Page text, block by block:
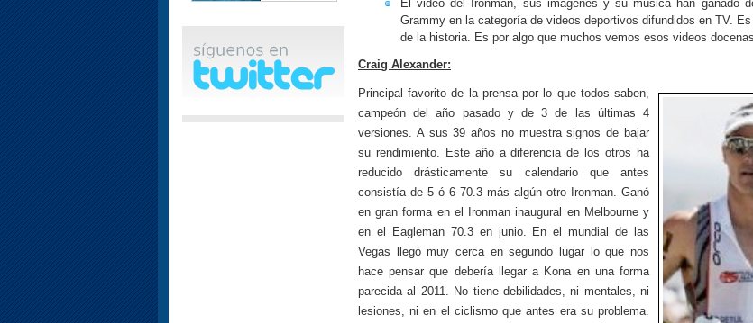
El video del Ironman, sus imágenes y su música han ganado
Grammy en la categoría de videos deportivos difundidos en TV.
de la historia. Es por algo que muchos vemos esos videos
Craig Alexander:
Principal favorito de la prensa por lo que todos saben,
campeón del año pasado y de 3 de las últimas 4
versiones. A sus 39 años no muestra signos de bajar
su rendimiento. Este año a diferencia de los otros ha
reducido drásticamente su calendario que antes
consistía de 5 ó 6 70.3 más algún otro Ironman. Ganó
en gran forma en el Ironman inaugural en Melbourne y
en el Eagleman 70.3 en junio. En el mundial de las
Vegas llegó muy cerca en segundo lugar lo que nos
hace pensar que debería llegar a Kona en una forma
parecida al 2011. No tiene debilidades, ni mentales, ni
lesiones, ni en el ciclismo que antes era su problema.